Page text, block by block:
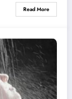
Read More